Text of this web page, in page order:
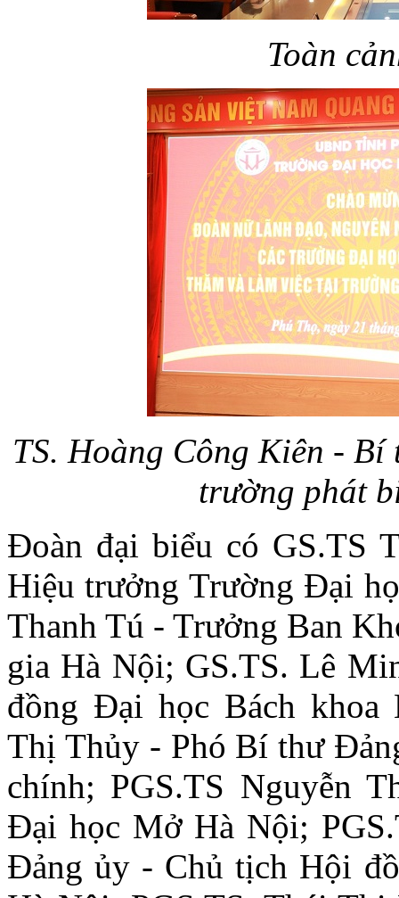
Toàn
TS. Hoàng Công Kiên -
trường phát
Đoàn đại biểu có GS.TS
Hiệu trưởng Trường Đại
Thanh Tú - Trưởng Ban
gia Hà Nội; GS.TS. Lê
đồng Đại học Bách khoa
Thị Thủy - Phó Bí thư
chính; PGS.TS Nguyễn
Đại học Mở Hà Nội;
Đảng ủy - Chủ tịch Hội